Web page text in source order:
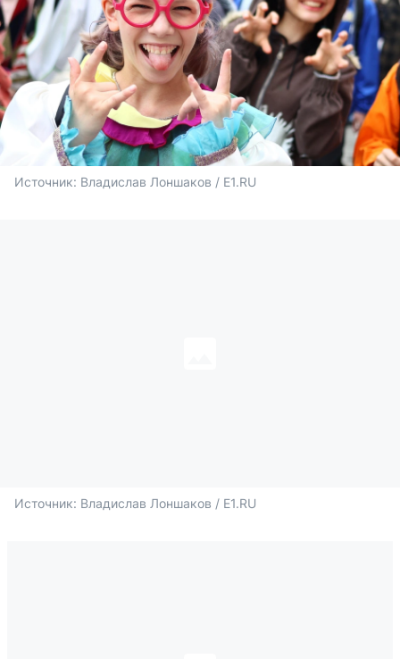
Источник: Владислав Лоншаков / E1.RU
Источник: Владислав Лоншаков / E1.RU